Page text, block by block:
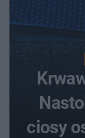
ciosy